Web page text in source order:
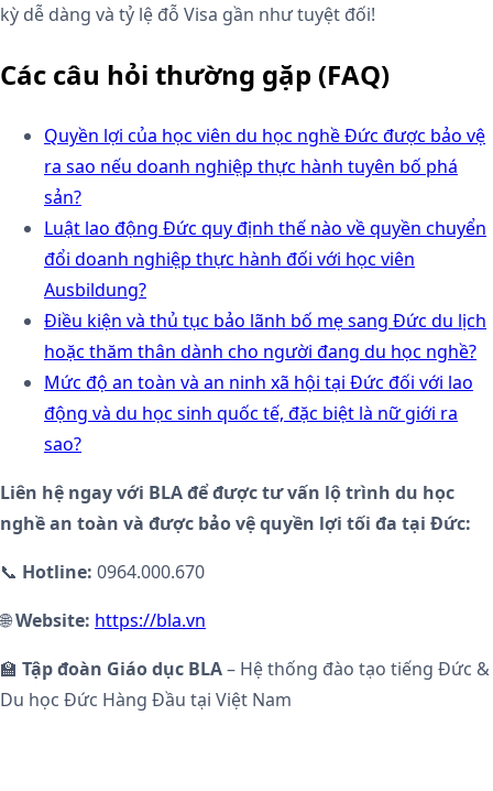
kỳ dễ dàng và tỷ lệ đỗ Visa gần như tuyệt đối!
Các câu hỏi thường gặp (FAQ)
Quyền lợi của học viên du học nghề Đức được bảo vệ
ra sao nếu doanh nghiệp thực hành tuyên bố phá
sản?
Luật lao động Đức quy định thế nào về quyền chuyển
đổi doanh nghiệp thực hành đối với học viên
Ausbildung?
Điều kiện và thủ tục bảo lãnh bố mẹ sang Đức du lịch
hoặc thăm thân dành cho người đang du học nghề?
Mức độ an toàn và an ninh xã hội tại Đức đối với lao
động và du học sinh quốc tế, đặc biệt là nữ giới ra
sao?
Liên hệ ngay với BLA để được tư vấn lộ trình du học
nghề an toàn và được bảo vệ quyền lợi tối đa tại Đức:
📞 Hotline: 0964.000.670
🌐Website: https://bla.vn
🏫 Tập đoàn Giáo dục BLA– Hệ thống đào tạo tiếng Đức &
Du học Đức Hàng Đầu tại Việt Nam